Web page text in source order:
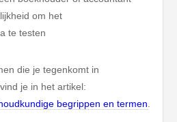
om het
te testen
die je tegenkomt in
je in het artikel:
begrippen en termen